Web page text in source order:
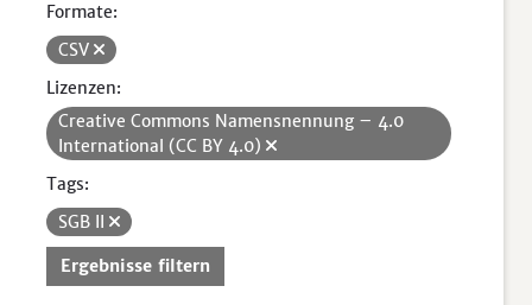
Formate:
CSV
Lizenzen:
Creative Commons Namensnennung – 4.0
International (CC BY 4.0)
Tags:
SGB II
Ergebnisse filtern